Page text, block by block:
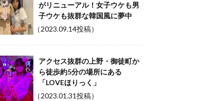
がリニューアル！女子ウケも男
子ウケも抜群な韓国風に夢中
（2023.09.14投稿）
アクセス抜群の上野・御徒町か
ら徒歩約5分の場所にある
「LOVEほりっく」
（2023.01.31投稿）